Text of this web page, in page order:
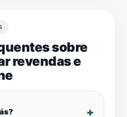
sobre
revendas e